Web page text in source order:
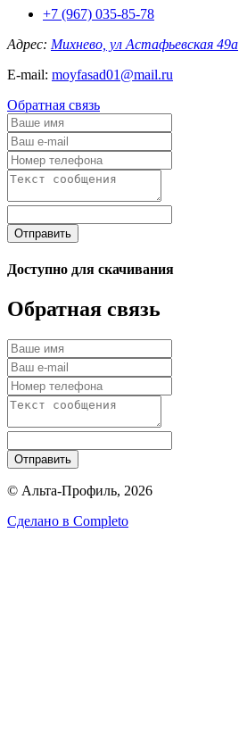
+7 (967) 035-85-78
Адрес: Михнево, ул Астафьевская 49а
E-mail: moyfasad01@mail.ru
Обратная связь
Отправить
Доступно для скачивания
Обратная связь
Отправить
© Альта-Профиль, 2026
Сделано в Completo